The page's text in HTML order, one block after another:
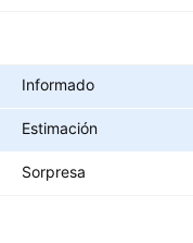
Informado
Estimación
Sorpresa